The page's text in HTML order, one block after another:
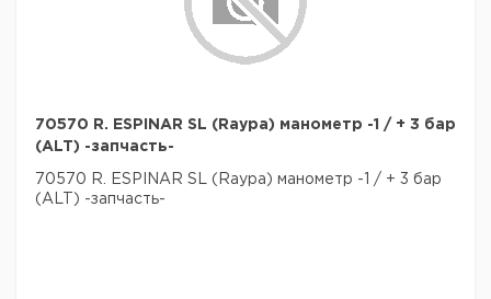
70570 R. ESPINAR SL (Raypa) манометр -1 / + 3 бар
(ALT) -запчасть-
70570 R. ESPINAR SL (Raypa) манометр -1 / + 3 бар
(ALT) -запчасть-